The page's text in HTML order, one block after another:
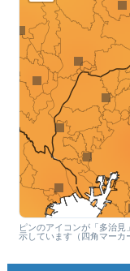
ピンのアイコンが「多治
示しています（四角マーカ